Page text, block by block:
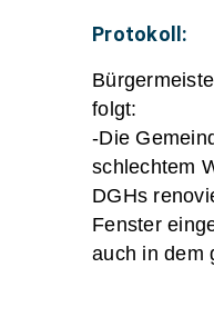
Protokoll:
folgt:
-Die
schlechtem
DGHs
Fenster
auch in dem